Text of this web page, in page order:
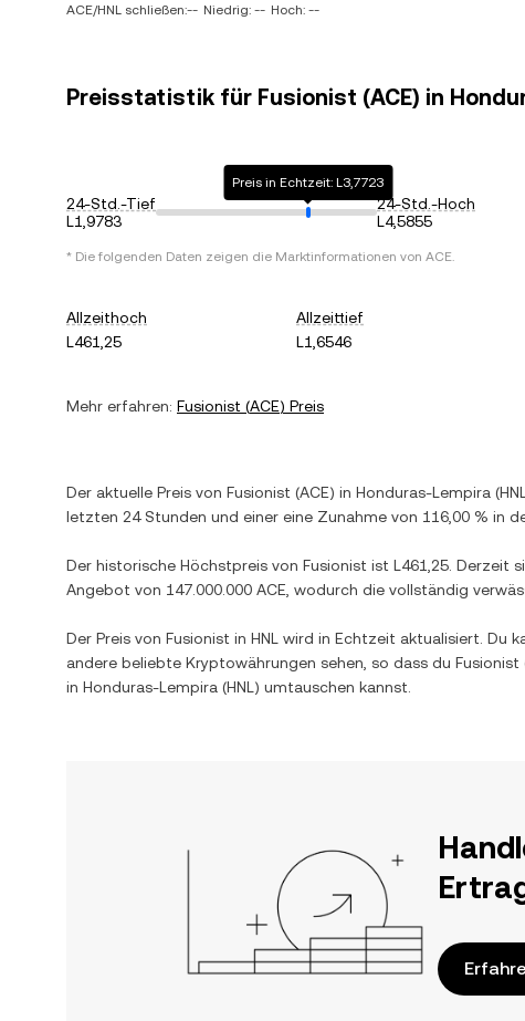
ACE/HNL schließen:-- Niedrig: -- Hoch: --
Preisstatistik für Fusionist (ACE) in
24-Std.-Tief
L1,9783
Preis in Echtzeit: L3,7723
24-Std.-Hoch
L4,5855
* Die folgenden Daten zeigen die Marktinformationen von ACE.
Allzeithoch
L461,25
Allzeittief
L1,6546
Mehr erfahren: Fusionist (ACE) Preis
Der aktuelle Preis von Fusionist (ACE) in Honduras-Lempira (HNL
letzten 24 Stunden und einer eine Zunahme von 116,00 % in
Der historische Höchstpreis von Fusionist ist L461,25 . Derzeit
Angebot von 147.000.000 ACE , wodurch die vollständig
Der Preis von Fusionist in HNL wird in Echtzeit aktualisiert. Du
andere beliebte Kryptowährungen sehen, so dass du Fusionist
in Honduras-Lempira (HNL ) umtauschen kannst.